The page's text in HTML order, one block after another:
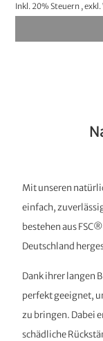
Inkl. 20% Steuern ,exkl.
Mit unseren
einfach,
bestehen aus
Deutschland
Dank ihrer langen
perfekt geeignet,
zu bringen. Dabei
schädliche